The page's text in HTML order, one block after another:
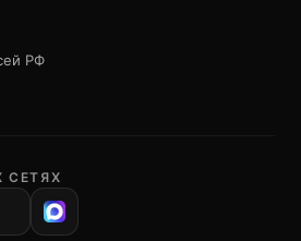
РФ